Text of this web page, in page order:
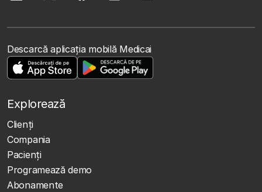
Descarcă aplicația mobilă Medicai
Explorează
Clienţi
Compania
Pacienți
Programează demo
Abonamente